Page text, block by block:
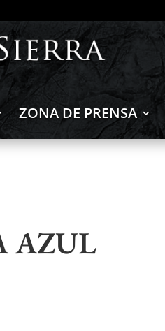
ZONA DE PRENSA
AZUL